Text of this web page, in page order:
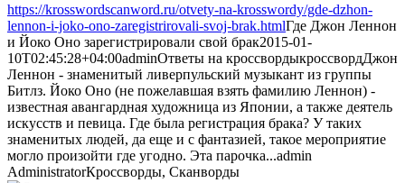
https://krosswordscanword.ru/otvety-na-krosswordy/gde-dzhon-
lennon-i-joko-ono-zaregistrirovali-svoj-brak.htmlГде Джон Леннон
и Йоко Оно зарегистрировали свой брак2015-01-
10T02:45:28+04:00adminОтветы на кроссвордыкроссвордДжон
Леннон - знаменитый ливерпульский музыкант из группы
Битлз. Йоко Оно (не пожелавшая взять фамилию Леннон) -
известная авангардная художница из Японии, а также деятель
искусств и певица. Где была регистрация брака? У таких
знаменитых людей, да еще и с фантазией, такое мероприятие
могло произойти где угодно. Эта парочка...admin
AdministratorКроссворды, Сканворды